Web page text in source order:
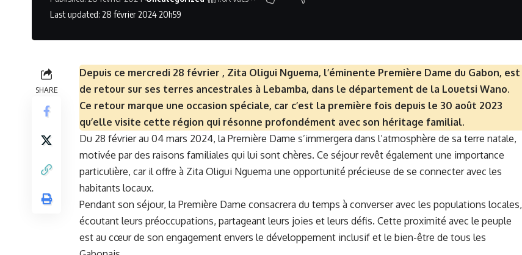
Last updated: 28 février 2024 20h59
SHARE
Depuis ce mercredi 28 février , Zita Oligui Nguema, l’éminente Première Dame du Gabon, est
de retour sur ses terres ancestrales à Lebamba, dans le département de la Louetsi Wano.
Ce retour marque une occasion spéciale, car c’est la première fois depuis le 30 août 2023
qu’elle visite cette région qui résonne profondément avec son héritage familial.
Du 28 février au 04 mars 2024, la Première Dame s’immergera dans l’atmosphère de sa terre natale,
motivée par des raisons familiales qui lui sont chères. Ce séjour revêt également une importance
particulière, car il offre à Zita Oligui Nguema une opportunité précieuse de se connecter avec les
habitants locaux.
Pendant son séjour, la Première Dame consacrera du temps à converser avec les populations locales,
écoutant leurs préoccupations, partageant leurs joies et leurs défis. Cette proximité avec le peuple
est au cœur de son engagement envers le développement inclusif et le bien-être de tous les